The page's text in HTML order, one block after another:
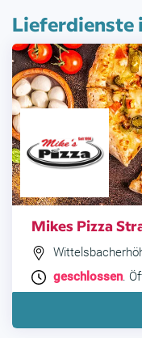
Lieferdienste
Mikes Pizza
geschlossen.